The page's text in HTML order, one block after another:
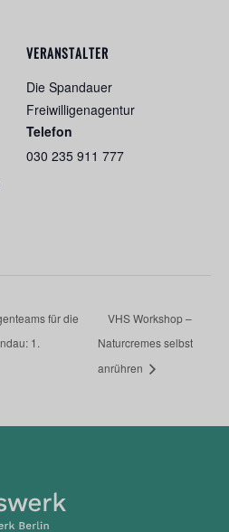
VERANSTALTER
Die Spandauer
Freiwilligenagentur
Telefon
030 235 911 777
für die
1.
VHS Workshop –
Naturcremes selbst
anrühren